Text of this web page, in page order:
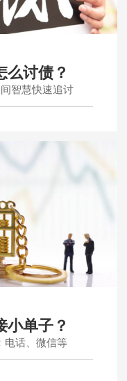
么讨债？
智慧快速追讨
小单子？
电话、微信等